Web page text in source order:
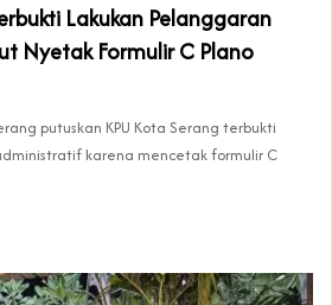
Lakukan Pelanggaran
Nyetak Formulir C Plano
putuskan KPU Kota Serang terbukti
karena mencetak formulir C